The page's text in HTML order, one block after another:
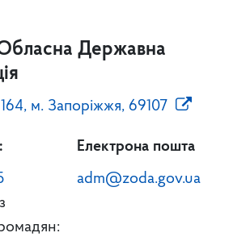
Державна
м. Запоріжжя, 69107
Електрона пошта
adm@zoda.gov.ua